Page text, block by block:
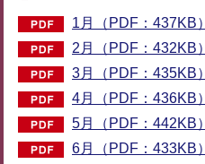
1月（PDF：437KB）
2月（PDF：432KB）
3月（PDF：435KB）
4月（PDF：436KB）
5月（PDF：442KB）
6月（PDF：433KB）